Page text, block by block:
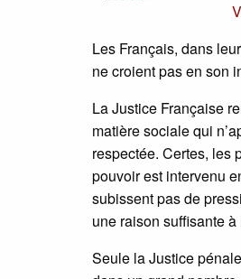
Les Français, dans
ne croient pas en son
La Justice Française
matière sociale qui
respectée. Certes, les
pouvoir est intervenu
subissent pas de
une raison suffisante
Seule la Justice